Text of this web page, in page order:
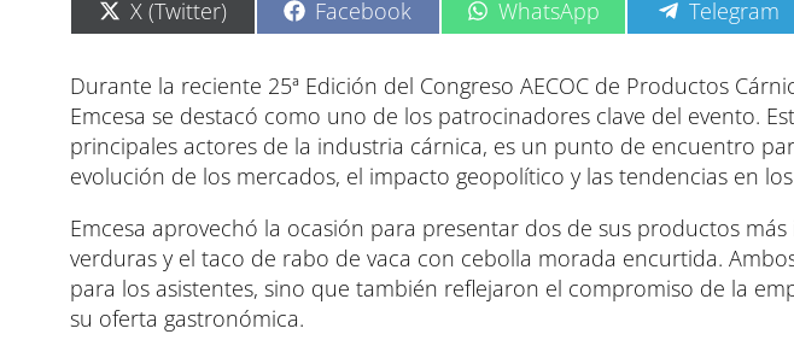
C
o
p
a
r
t
i
r
n
X (Twitter) C
o
p
a
r
t
i
r
n
Facebook C
o
p
a
r
t
i
r
n
WhatsApp C
o
p
a
r
t
i
r
n
Telegram
Durante la reciente 25ª Edición del Congreso AECOC de Productos
Emcesa se destacó como uno de los patrocinadores clave del evento.
principales actores de la industria cárnica, es un punto de encuentro
evolución de los mercados, el impacto geopolítico y las tendencias en
Emcesa aprovechó la ocasión para presentar dos de sus productos
verduras y el taco de rabo de vaca con cebolla morada encurtida.
para los asistentes, sino que también reflejaron el compromiso de la
su oferta gastronómica.